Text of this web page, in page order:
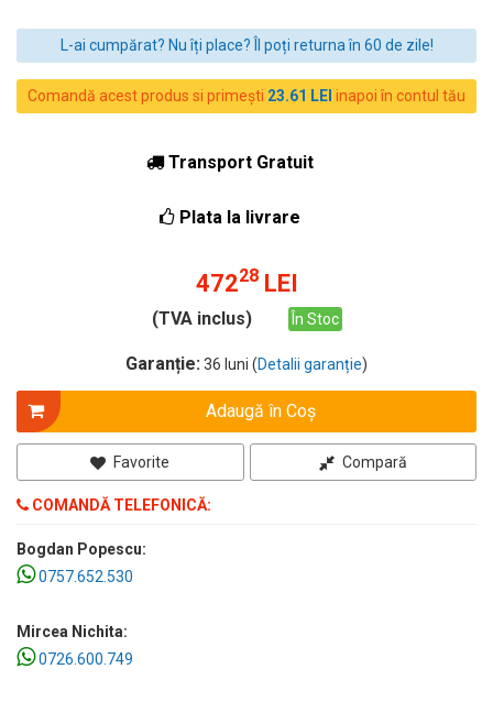
L-ai cumpărat? Nu îți place? Îl poți returna în 60 de zile!
Comandă acest produs si primești 23.61 LEI inapoi în contul tău
Transport Gratuit
Plata la livrare
47228LEI
(TVA inclus) În Stoc
Garanție: 36 luni (Detalii garanție)
Adaugă în Coş
Favorite Compară
COMANDĂ TELEFONICĂ:
Bogdan Popescu:
0757.652.530
Mircea Nichita:
0726.600.749